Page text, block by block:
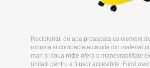
Recipientul de apa proaspata cu element
robusta si compacta alcatuita din material
mari si doua rotite ofera o manevrabilitate
unitatii pentru a fi usor accesibile. Fiind